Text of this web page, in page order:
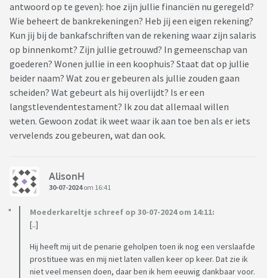
antwoord op te geven): hoe zijn jullie financiën nu geregeld?
Wie beheert de bankrekeningen? Heb jij een eigen rekening?
Kun jij bij de bankafschriften van de rekening waar zijn salaris
op binnenkomt? Zijn jullie getrouwd? In gemeenschap van
goederen? Wonen jullie in een koophuis? Staat dat op jullie
beider naam? Wat zou er gebeuren als jullie zouden gaan
scheiden? Wat gebeurt als hij overlijdt? Is er een
langstlevendentestament? Ik zou dat allemaal willen
weten. Gewoon zodat ik weet waar ik aan toe ben als er iets
vervelends zou gebeuren, wat dan ook.
AlisonH
30-07-2024om 16:41
Moederkareltje schreef op 30-07-2024 om 14:11:
[..]
Hij heeft mij uit de penarie geholpen toen ik nog een verslaafde
prostituee was en mij niet laten vallen keer op keer. Dat zie ik
niet veel mensen doen, daar ben ik hem eeuwig dankbaar voor.